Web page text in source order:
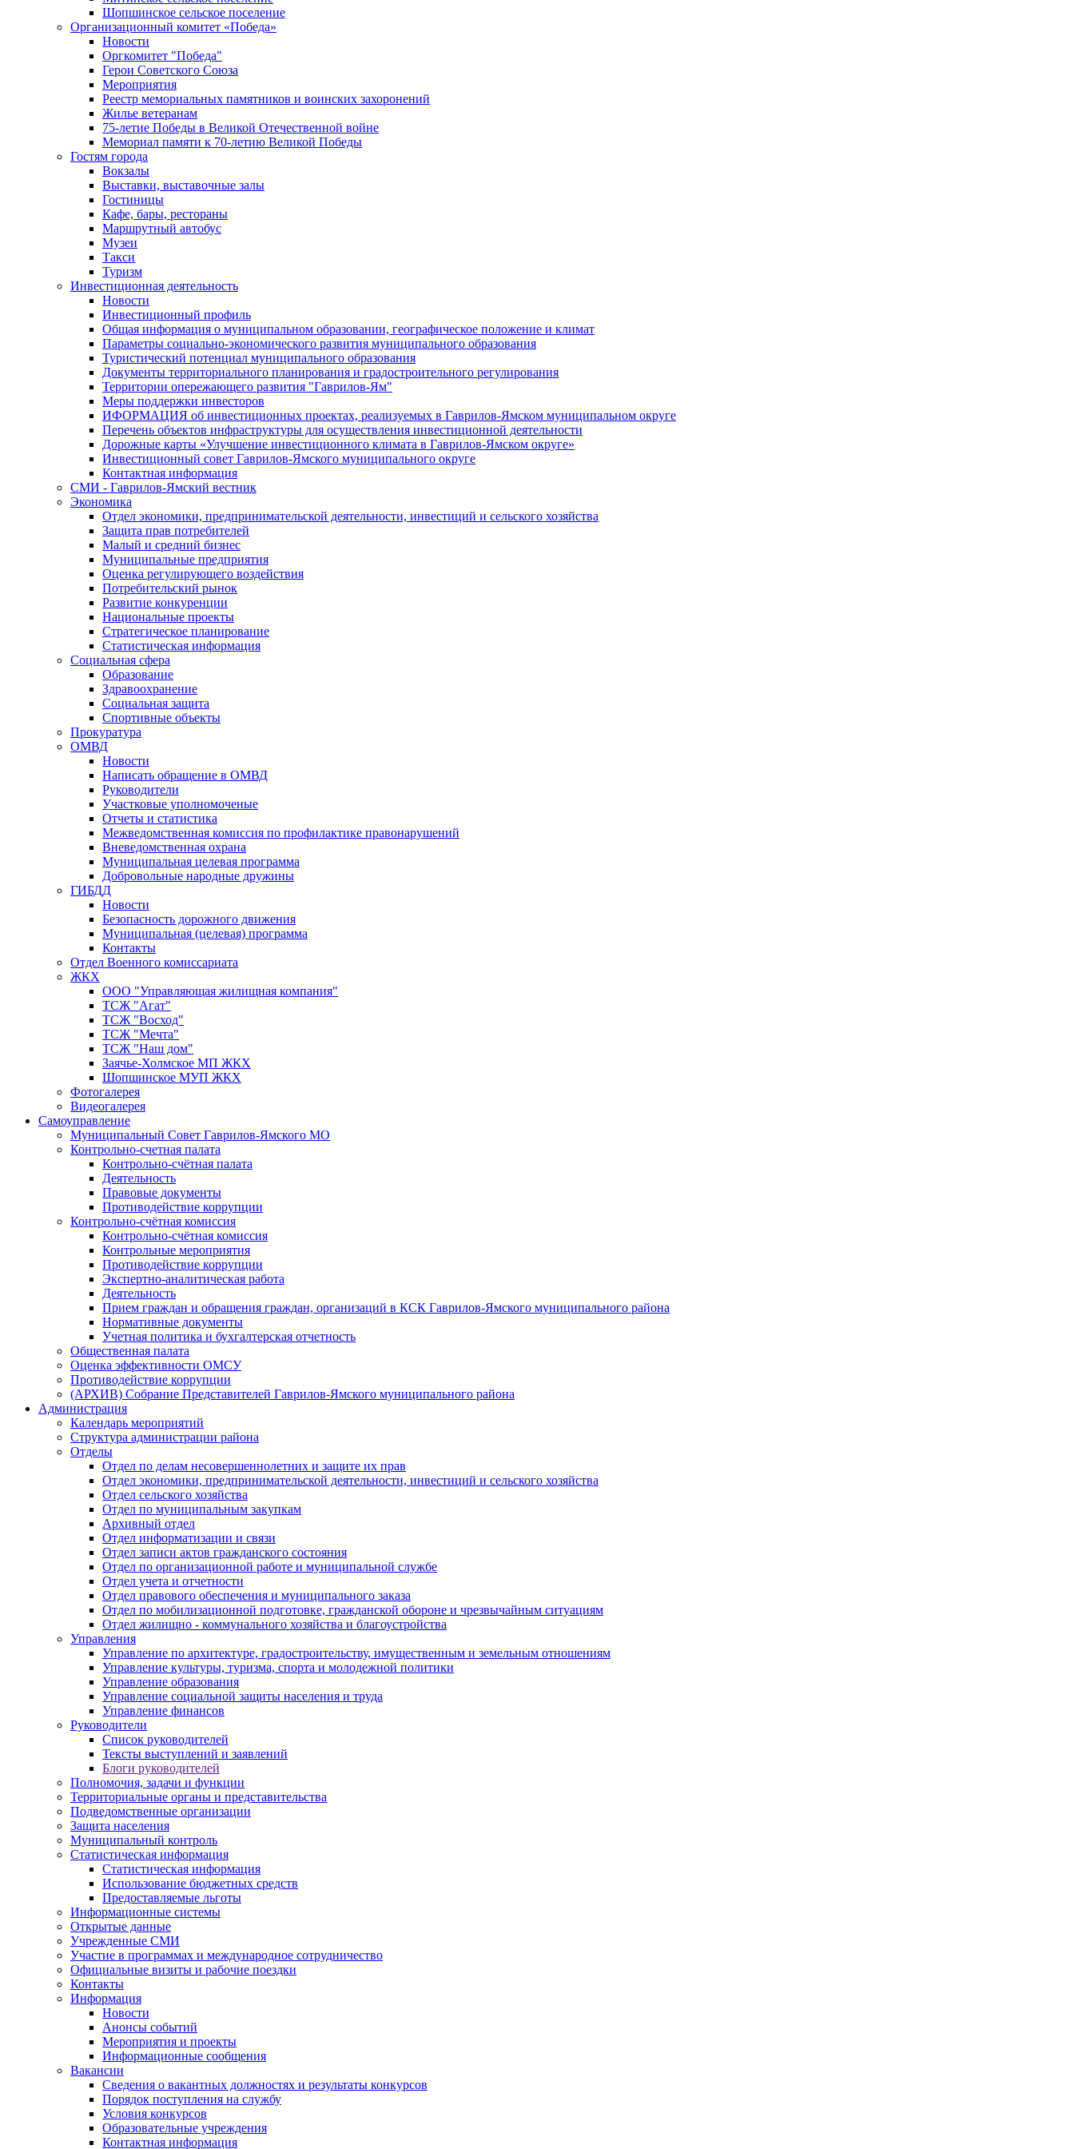
Шопшинское сельское поселение
Организационный комитет «Победа»
Новости
Оргкомитет "Победа"
Герои Советского Союза
Мероприятия
Реестр мемориальных памятников и воинских захоронений
Жилье ветеранам
75-летие Победы в Великой Отечественной войне
Мемориал памяти к 70-летию Великой Победы
Гостям города
Вокзалы
Выставки, выставочные залы
Гостиницы
Кафе, бары, рестораны
Маршрутный автобус
Музеи
Такси
Туризм
Инвестиционная деятельность
Новости
Инвестиционный профиль
Общая информация о муниципальном образовании, географическое положение и климат
Параметры социально-экономического развития муниципального образования
Туристический потенциал муниципального образования
Документы территориального планирования и градостроительного регулирования
Территории опережающего развития "Гаврилов-Ям"
Меры поддержки инвесторов
ИФОРМАЦИЯ об инвестиционных проектах, реализуемых в Гаврилов-Ямском муниципальном округе
Перечень объектов инфраструктуры для осуществления инвестиционной деятельности
Дорожные карты «Улучшение инвестиционного климата в Гаврилов-Ямском округе»
Инвестиционный совет Гаврилов-Ямского муниципального округе
Контактная информация
СМИ - Гаврилов-Ямский вестник
Экономика
Отдел экономики, предпринимательской деятельности, инвестиций и сельского хозяйства
Защита прав потребителей
Малый и средний бизнес
Муниципальные предприятия
Оценка регулирующего воздействия
Потребительский рынок
Развитие конкуренции
Национальные проекты
Стратегическое планирование
Статистическая информация
Социальная сфера
Образование
Здравоохранение
Социальная защита
Спортивные объекты
Прокуратура
ОМВД
Новости
Написать обращение в ОМВД
Руководители
Участковые уполномоченые
Отчеты и статистика
Межведомственная комиссия по профилактике правонарушений
Вневедомственная охрана
Муниципальная целевая программа
Добровольные народные дружины
ГИБДД
Новости
Безопасность дорожного движения
Муниципальная (целевая) программа
Контакты
Отдел Военного комиссариата
ЖКХ
ООО "Управляющая жилищная компания"
ТСЖ "Агат"
ТСЖ "Восход"
ТСЖ "Мечта"
ТСЖ "Наш дом"
Заячье-Холмское МП ЖКХ
Шопшинское МУП ЖКХ
Фотогалерея
Видеогалерея
Самоуправление
Муниципальный Совет Гаврилов-Ямского МО
Контрольно-счетная палата
Контрольно-счётная палата
Деятельность
Правовые документы
Противодействие коррупции
Контрольно-счётная комиссия
Контрольно-счётная комиссия
Контрольные мероприятия
Противодействие коррупции
Экспертно-аналитическая работа
Деятельность
Прием граждан и обращения граждан, организаций в КСК Гаврилов-Ямского муниципального района
Нормативные документы
Учетная политика и бухгалтерская отчетность
Общественная палата
Оценка эффективности ОМСУ
Противодействие коррупции
(АРХИВ) Собрание Представителей Гаврилов-Ямского муниципального района
Администрация
Календарь мероприятий
Структура администрации района
Отделы
Отдел по делам несовершеннолетних и защите их прав
Отдел экономики, предпринимательской деятельности, инвестиций и сельского хозяйства
Отдел сельского хозяйства
Отдел по муниципальным закупкам
Архивный отдел
Отдел информатизации и связи
Отдел записи актов гражданского состояния
Отдел по организационной работе и муниципальной службе
Отдел учета и отчетности
Отдел правового обеспечения и муниципального заказа
Отдел по мобилизационной подготовке, гражданской обороне и чрезвычайным ситуациям
Отдел жилищно - коммунального хозяйства и благоустройства
Управления
Управление по архитектуре, градостроительству, имущественным и земельным отношениям
Управление культуры, туризма, спорта и молодежной политики
Управление образования
Управление социальной защиты населения и труда
Управление финансов
Руководители
Список руководителей
Тексты выступлений и заявлений
Блоги руководителей
Полномочия, задачи и функции
Территориальные органы и представительства
Подведомственные организации
Защита населения
Муниципальный контроль
Статистическая информация
Статистическая информация
Использование бюджетных средств
Предоставляемые льготы
Информационные системы
Открытые данные
Учрежденные СМИ
Участие в программах и международное сотрудничество
Официальные визиты и рабочие поездки
Контакты
Информация
Новости
Анонсы событий
Мероприятия и проекты
Информационные сообщения
Вакансии
Сведения о вакантных должностях и результаты конкурсов
Порядок поступления на службу
Условия конкурсов
Образовательные учреждения
Контактная информация